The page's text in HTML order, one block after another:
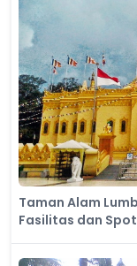
Taman Alam
Fasilitas dan Spot